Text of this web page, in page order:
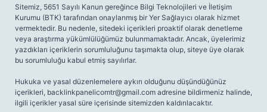
Sitemiz, 5651 Sayılı Kanun gereğince Bilgi Teknolojileri ve İletişim
Kurumu (BTK) tarafından onaylanmış bir Yer Sağlayıcı olarak hizmet
vermektedir. Bu nedenle, sitedeki içerikleri proaktif olarak denetleme
veya araştırma yükümlülüğümüz bulunmamaktadır. Ancak, üyelerimiz
yazdıkları içeriklerin sorumluluğunu taşımakta olup, siteye üye olarak
bu sorumluluğu kabul etmiş sayılırlar.
Hukuka ve yasal düzenlemelere aykırı olduğunu düşündüğünüz
içerikleri, backlinkpanelicomtr@gmail.com adresine bildirmeniz halinde,
ilgili içerikler yasal süre içerisinde sitemizden kaldırılacaktır.